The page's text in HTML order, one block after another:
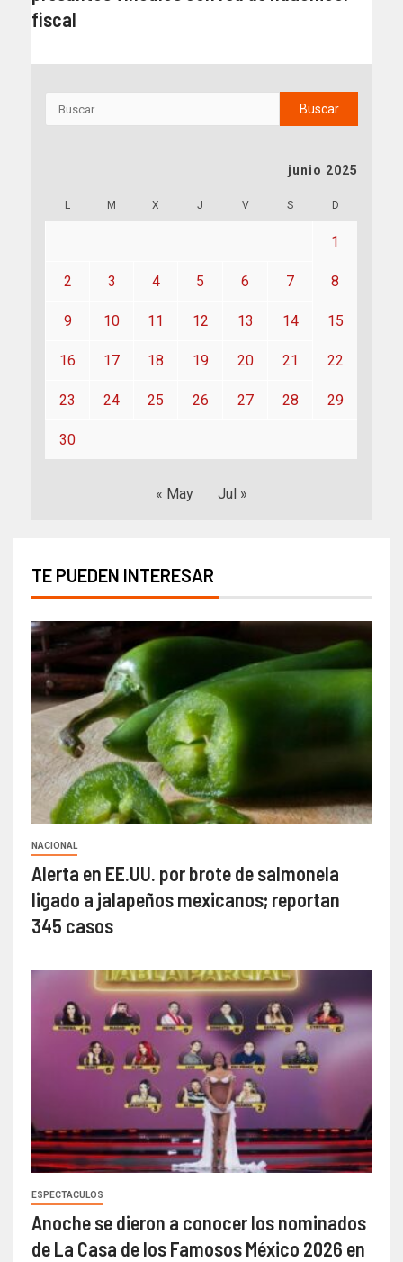
fiscal
junio 2025
L M X J V S D
1
2 3 4 5 6 7 8
9 10 11 12 13 14 15
16 17 18 19 20 21 22
23 24 25 26 27 28 29
30
« May Jul »
TE PUEDEN INTERESAR
NACIONAL
Alerta en EE.UU. por brote de salmonela
ligado a jalapeños mexicanos; reportan
345 casos
ESPECTACULOS
Anoche se dieron a conocer los nominados
de La Casa de los Famosos México 2026 en